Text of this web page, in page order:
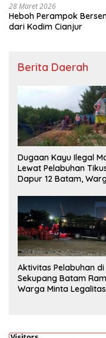
28 Maret 2026
Heboh Perampok
dari Kodim Cianjur
Berita Daerah
Dugaan Kayu Ilegal
Lewat Pelabuhan
Dapur 12 Batam,
Pengecekan
Aktivitas Pelabuhan di
Sekupang Batam
Warga Minta Legalitas